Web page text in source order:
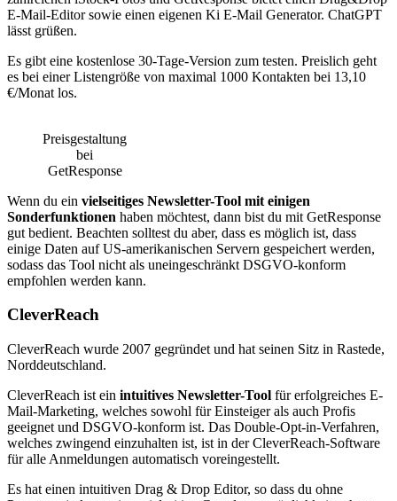
E-Mail-Editor sowie einen eigenen Ki E-Mail Generator. ChatGPT
lässt grüßen.
Es gibt eine kostenlose 30-Tage-Version zum testen. Preislich geht
es bei einer Listengröße von maximal 1000 Kontakten bei 13,10
€/Monat los.
Preisgestaltung
bei
GetResponse
Wenn du ein vielseitiges Newsletter-Tool mit einigen
Sonderfunktionen haben möchtest, dann bist du mit GetResponse
gut bedient. Beachten solltest du aber, dass es möglich ist, dass
einige Daten auf US-amerikanischen Servern gespeichert werden,
sodass das Tool nicht als uneingeschränkt DSGVO-konform
empfohlen werden kann.
CleverReach
CleverReach wurde 2007 gegründet und hat seinen Sitz in Rastede,
Norddeutschland.
CleverReach ist ein intuitives Newsletter-Tool für erfolgreiches E-
Mail-Marketing, welches sowohl für Einsteiger als auch Profis
geeignet und DSGVO-konform ist. Das Double-Opt-in-Verfahren,
welches zwingend einzuhalten ist, ist in der CleverReach-Software
für alle Anmeldungen automatisch voreingestellt.
Es hat einen intuitiven Drag & Drop Editor, so dass du ohne